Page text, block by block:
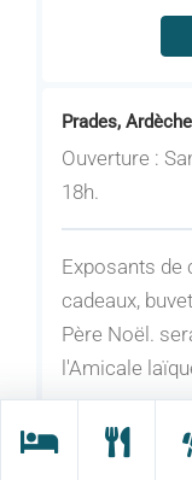
Prades, Ardèche
Ouverture :
18h.
Exposants de
cadeaux,
Père Noël.
l'Amicale
Tarifs